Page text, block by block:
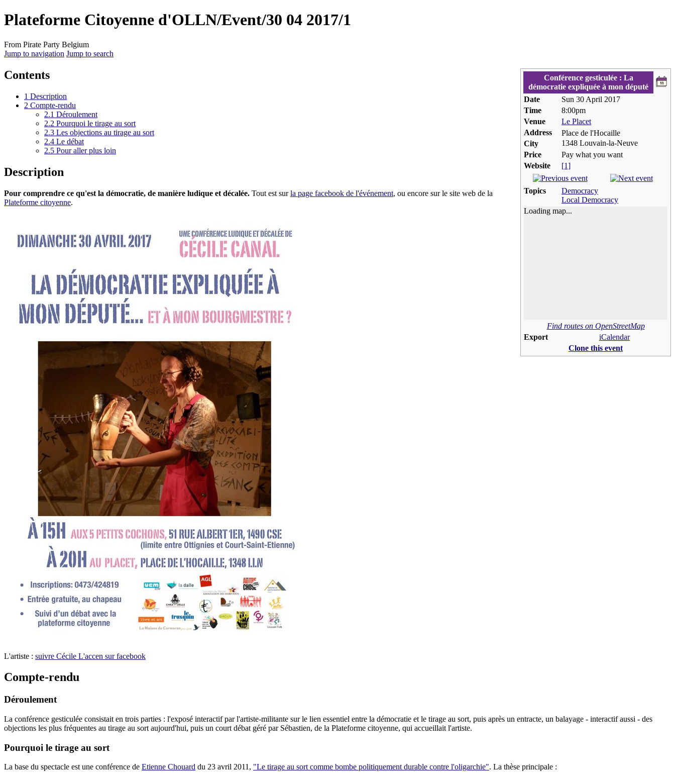
Plateforme Citoyenne d'OLLN/Event/30 04 2017/1
From Pirate Party Belgium
Jump to navigation Jump to search
Conférence gesticulée : La
démocratie expliquée à mon député
Date
Sun 30 April 2017
Time
8:00pm
Venue
Le Placet
Address
Place de l'Hocaille
1348 Louvain-la-Neuve
City
Price
Pay what you want
Website
[1]
Topics
Democracy
Local Democracy
Loading map...
Find routes on OpenStreetMap
Export
iCalendar
Clone this event
Contents
1 Description
2 Compte-rendu
2.1 Déroulement
2.2 Pourquoi le tirage au sort
2.3 Les objections au tirage au sort
2.4 Le débat
2.5 Pour aller plus loin
Description
Pour comprendre ce qu'est la démocratie, de manière ludique et décalée. Tout est surla page facebook de l'événement, ou encore sur le site web de la
Plateforme citoyenne.
L'artiste : suivre Cécile L'accen sur facebook
Compte-rendu
Déroulement
La conférence gesticulée consistait en trois parties : l'exposé interactif par l'artiste-militante sur le lien essentiel entre la démocratie et le tirage au sort, puis après un entracte, un balayage - interactif aussi - des
objections les plus fréquentes au tirage au sort aujourd'hui, puis un court débat géré par Sébastien, de la Plateforme citoyenne, qui accueillait l'artiste.
Pourquoi le tirage au sort
La base du spectacle est une conférence de Etienne Chouard du 23 avril 2011, "Le tirage au sort comme bombe politiquement durable contre l'oligarchie". La thèse principale :